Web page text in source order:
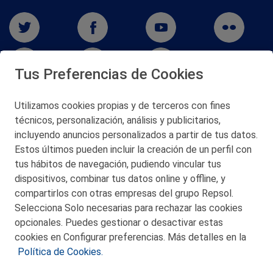
San Martín 5-Edificio Muñatones,
48550 Muskiz (Bizkaia)
Telf. 946 357 000
© 2026 Petronor S.A.
CONTACTO
Tus Preferencias de Cookies
Utilizamos cookies propias y de terceros con fines
técnicos, personalización, análisis y publicitarios,
incluyendo anuncios personalizados a partir de tus datos.
Estos últimos pueden incluir la creación de un perfil con
tus hábitos de navegación, pudiendo vincular tus
dispositivos, combinar tus datos online y offline, y
compartirlos con otras empresas del grupo Repsol.
Selecciona Solo necesarias para rechazar las cookies
opcionales. Puedes gestionar o desactivar estas
cookies en Configurar preferencias. Más detalles en la
Política de Cookies.